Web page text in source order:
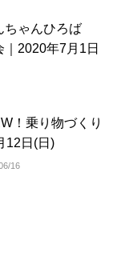
ちゃんひろば
2020年7月1日
！乗り物づくり
12日(日)
16